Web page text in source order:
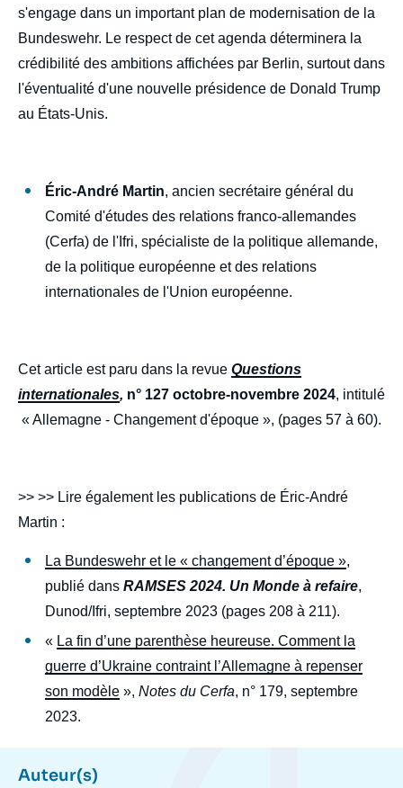
s'engage dans un important plan de modernisation de la
Bundeswehr. Le respect de cet agenda déterminera la
crédibilité des ambitions affichées par Berlin, surtout dans
l'éventualité d'une nouvelle présidence de Donald Trump
au États-Unis.
Éric-André Martin, ancien secrétaire général du
Comité d'études des relations franco-allemandes
(Cerfa) de l'Ifri, spécialiste de la politique allemande,
de la politique européenne et des relations
internationales de l'Union européenne.
Cet article est paru dans la revue Questions
internationales, n° 127 octobre-novembre 2024, intitulé
« Allemagne - Changement d'époque », (pages 57 à 60).
>> >> Lire également les publications de Éric-André
Martin :
La Bundeswehr et le « changement d’époque »,
publié dans RAMSES 2024. Un Monde à refaire,
Dunod/Ifri, septembre 2023 (pages 208 à 211).
« La fin d’une parenthèse heureuse. Comment la
guerre d’Ukraine contraint l’Allemagne à repenser
son modèle », Notes du Cerfa, n° 179, septembre
2023.
Auteur(s)